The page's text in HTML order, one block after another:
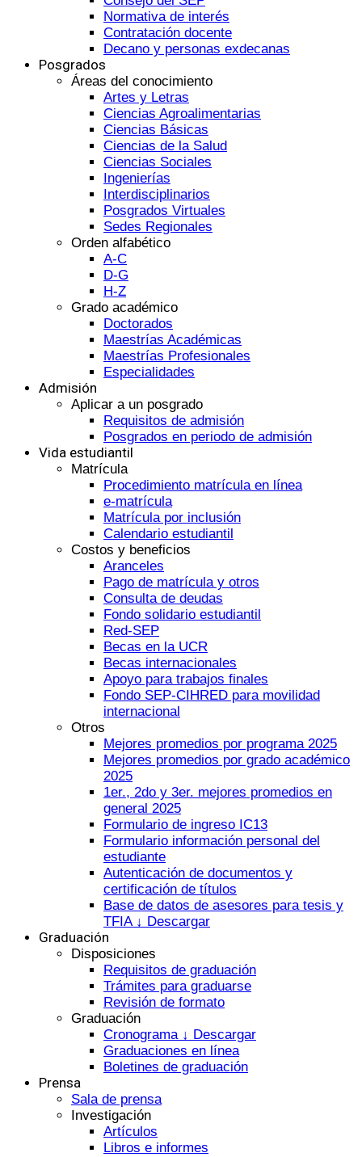
Normativa de interés
Contratación docente
Decano y personas exdecanas
Posgrados
Áreas del conocimiento
Artes y Letras
Ciencias Agroalimentarias
Ciencias Básicas
Ciencias de la Salud
Ciencias Sociales
Ingenierías
Interdisciplinarios
Posgrados Virtuales
Sedes Regionales
Orden alfabético
A-C
D-G
H-Z
Grado académico
Doctorados
Maestrías Académicas
Maestrías Profesionales
Especialidades
Admisión
Aplicar a un posgrado
Requisitos de admisión
Posgrados en periodo de admisión
Vida estudiantil
Matrícula
Procedimiento matrícula en línea
e-matrícula
Matrícula por inclusión
Calendario estudiantil
Costos y beneficios
Aranceles
Pago de matrícula y otros
Consulta de deudas
Fondo solidario estudiantil
Red-SEP
Becas en la UCR
Becas internacionales
Apoyo para trabajos finales
Fondo SEP-CIHRED para movilidad
internacional
Otros
Mejores promedios por programa 2025
Mejores promedios por grado académico
2025
1er., 2do y 3er. mejores promedios en
general 2025
Formulario de ingreso IC13
Formulario información personal del
estudiante
Autenticación de documentos y
certificación de títulos
Base de datos de asesores para tesis y
TFIA ↓ Descargar
Graduación
Disposiciones
Requisitos de graduación
Trámites para graduarse
Revisión de formato
Graduación
Cronograma ↓ Descargar
Graduaciones en línea
Boletines de graduación
Prensa
Sala de prensa
Investigación
Artículos
Libros e informes